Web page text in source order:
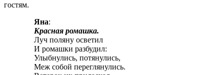
гостям.
Яна:
Красная ромашка.
Луч поляну осветил
И ромашки разбудил:
Улыбнулись, потянулись,
Меж собой переглянулись.